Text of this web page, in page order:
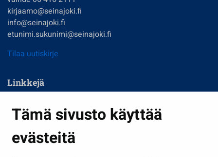
Tämä sivusto käyttää
evästeitä
kirjaamo@seinajoki.fi
info@seinajoki.fi
etunimi.sukunimi@seinajoki.fi
Tilaa uutiskirje
Linkkejä
Kasvatus ja opetus
Kulttuuri ja liikunta